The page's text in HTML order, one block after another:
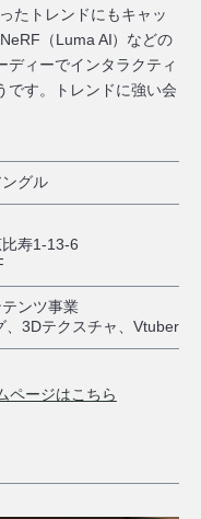
たトレンドにもキャッ
（Luma AI）などの
ディーでインタラクティ
です。トレンドに強い会
グル
寿1-13-6
ンツ事業
、3Dテクスチャ、Vtuber
ページはこちら